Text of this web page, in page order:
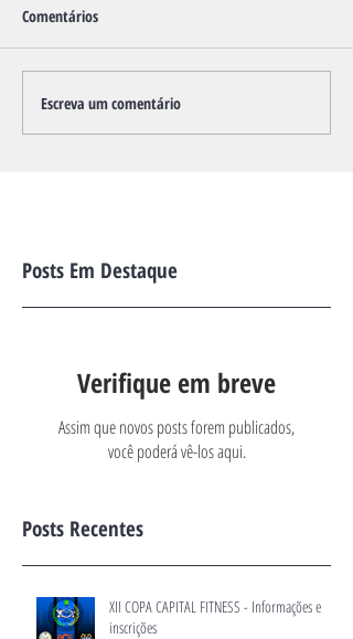
Comentários
Escreva um comentário
Posts Em Destaque
Verifique em breve
Assim que novos posts forem publicados,
você poderá vê-los aqui.
Posts Recentes
XII COPA CAPITAL FITNESS - Informações e
inscrições